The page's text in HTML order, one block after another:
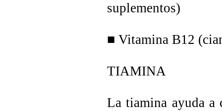
suplementos)
■ Vitamina B12
TIAMINA
La tiamina ayuda a